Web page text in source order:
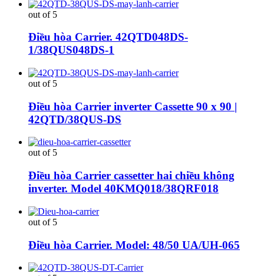
out of 5
Điều hòa Carrier. 42QTD048DS-
1/38QUS048DS-1
out of 5
Điều hòa Carrier inverter Cassette 90 x 90 |
42QTD/38QUS-DS
out of 5
Điều hòa Carrier cassetter hai chiều không
inverter. Model 40KMQ018/38QRF018
out of 5
Điều hòa Carrier. Model: 48/50 UA/UH-065